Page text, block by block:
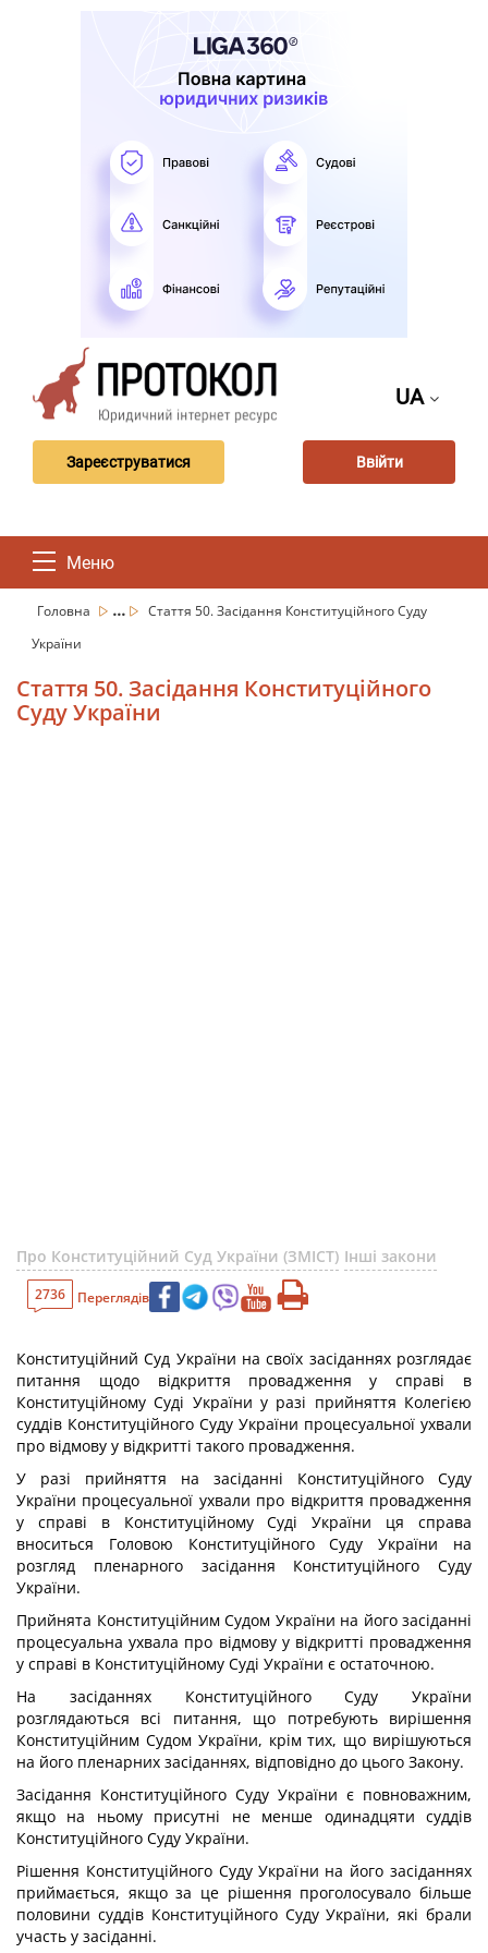
UA
Зареєструватися Ввійти
Меню
Головна ...
Стаття 50. Засідання Конституційного Суду
України
Стаття 50. Засідання Конституційного
Суду України
Про Конституційний Суд України (ЗМІСТ) Інші закони
2736 Переглядів
Конституційний Суд України на своїх засіданнях розглядає
питання щодо відкриття провадження у справі в
Конституційному Суді України у разі прийняття Колегією
суддів Конституційного Суду України процесуальної ухвали
про відмову у відкритті такого провадження.
У разі прийняття на засіданні Конституційного Суду
України процесуальної ухвали про відкриття провадження
у справі в Конституційному Суді України ця справа
вноситься Головою Конституційного Суду України на
розгляд пленарного засідання Конституційного Суду
України.
Прийнята Конституційним Судом України на його засіданні
процесуальна ухвала про відмову у відкритті провадження
у справі в Конституційному Суді України є остаточною.
На засіданнях Конституційного Суду України
розглядаються всі питання, що потребують вирішення
Конституційним Судом України, крім тих, що вирішуються
на його пленарних засіданнях, відповідно до цього Закону.
Засідання Конституційного Суду України є повноважним,
якщо на ньому присутні не менше одинадцяти суддів
Конституційного Суду України.
Рішення Конституційного Суду України на його засіданнях
приймається, якщо за це рішення проголосувало більше
половини суддів Конституційного Суду України, які брали
участь у засіданні.